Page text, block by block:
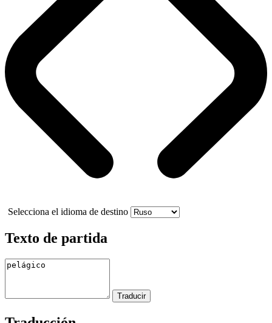
Selecciona el idioma de destino
Texto de partida